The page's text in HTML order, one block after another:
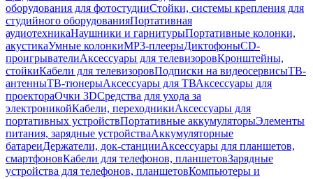
оборудования для фотостудииСтойки, системы крепления для
студийного оборудованияПортативная
аудиотехникаНаушники и гарнитурыПортативные колонки,
акустикаУмные колонкиMP3-плеерыДиктофоныCD-
проигрывателиАксессуары для телевизоровКронштейны,
стойкиКабели для телевизоровПодписки на видеосервисыТВ-
антенныТВ-тюнерыАксессуары для ТВАксессуары для
проектораОчки 3DСредства для ухода за
электроникойКабели, переходникиАксессуары для
портативных устройствПортативные аккумуляторыЭлементы
питания, зарядные устройстваАккумуляторные
батареиДержатели, док-станцииАксессуары для планшетов,
смартфоновКабели для телефонов, планшетовЗарядные
устройства для телефонов, планшетовКомпьютеры и